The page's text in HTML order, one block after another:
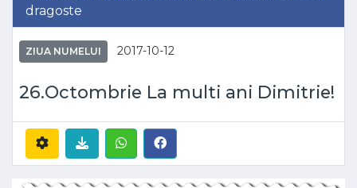
dragoste
ZIUA NUMELUI 2017-10-12
26.Octombrie La multi ani Dimitrie!